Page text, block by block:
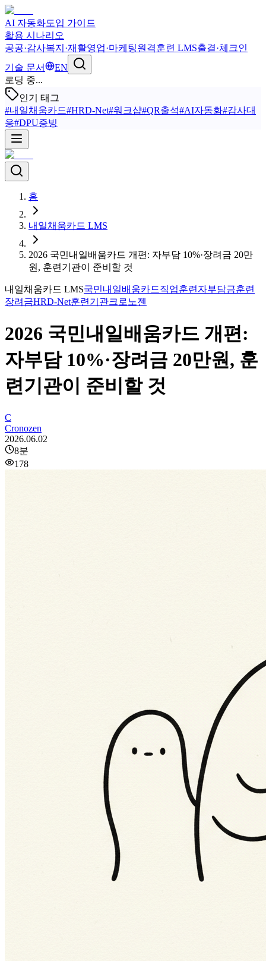
AI 자동화도입 가이드
활용 시나리오
공공·감사복지·재활영업·마케팅원격훈련 LMS출결·체크인
기술 문서
EN
로딩 중...
인기 태그
#내일채움카드#HRD-Net#워크샵#QR출석#AI자동화#감사대
응#DPU증빙
홈
내일채움카드 LMS
2026 국민내일배움카드 개편: 자부담 10%·장려금 20만
원, 훈련기관이 준비할 것
내일채움카드 LMS국민내일배움카드직업훈련 자부담금훈련
장려금HRD-Net훈련기관크로노젠
2026 국민내일배움카드 개편:
자부담 10%·장려금 20만원, 훈
련기관이 준비할 것
C
Cronozen
2026.06.02
8분
178